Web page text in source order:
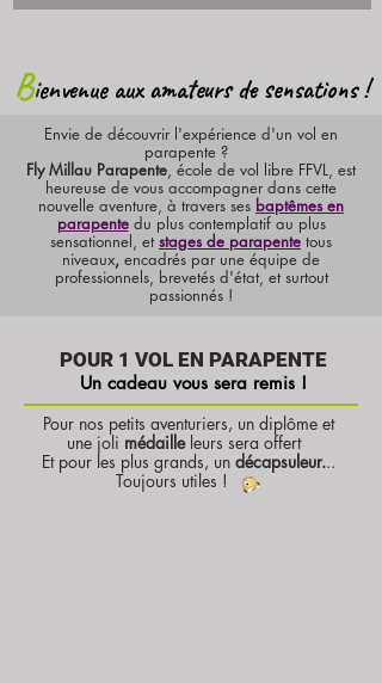
Envie de découvrir l'expérience d'un vol en
parapente ?
Fly Millau Parapente, école de vol libre FFVL, est
heureuse de vous accompagner dans cette
nouvelle aventure, à travers ses baptêmes en
parapentedu plus contemplatif au plus
sensationnel, etstages de parapente tous
niveaux, encadrés par une équipe de
professionnels, brevetés d'état, et surtout
passionnés !
Bienvenue aux amateurs de sensations !
Un cadeau vous sera remis !
POUR 1 VOL EN PARAPENTE
Pour nos petits aventuriers, un diplôme et
une joli médailleleurs sera offert
Et pour les plus grands, un décapsuleur...
Toujours utiles !